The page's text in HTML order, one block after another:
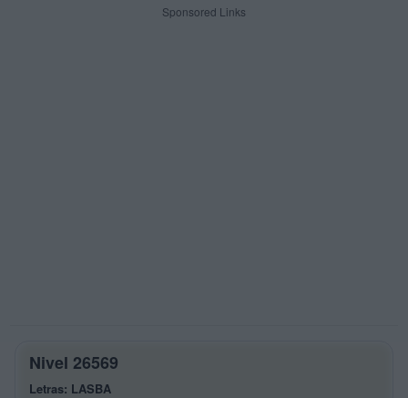
Sponsored Links
Nivel 26569
Letras: LASBA